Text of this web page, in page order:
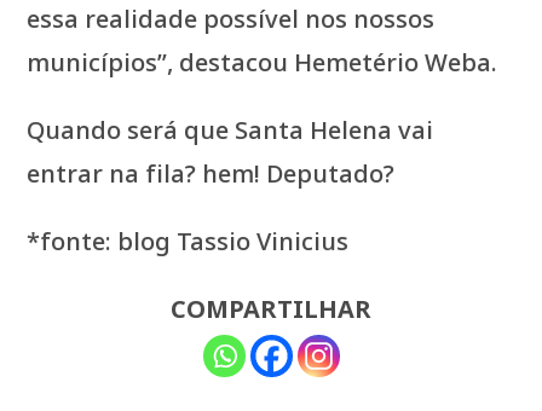
essa realidade possível nos nossos
municípios”, destacou Hemetério Weba.
Quando será que Santa Helena vai
entrar na fila? hem! Deputado?
*fonte: blog Tassio Vinicius
COMPARTILHAR